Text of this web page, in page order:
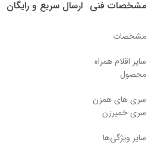
مشخصات فنی ارسال سریع و رایگان
مشخصات
سایر اقلام همراه
محصول
سری های همزن
سری خمیرزن
سایر ویژگی‌ها